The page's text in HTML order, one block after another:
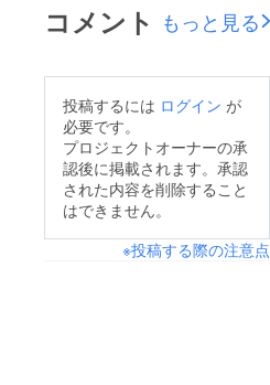
コメント もっと見る
投稿するには ログイン が
必要です。
プロジェクトオーナーの承
認後に掲載されます。承認
された内容を削除すること
はできません。
※投稿する際の注意点